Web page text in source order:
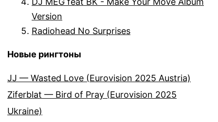
Version
Radiohead No Surprises
Новые рингтоны
JJ — Wasted Love (Eurovision 2025 Austria)
Ziferblat — Bird of Pray (Eurovision 2025
Ukraine)